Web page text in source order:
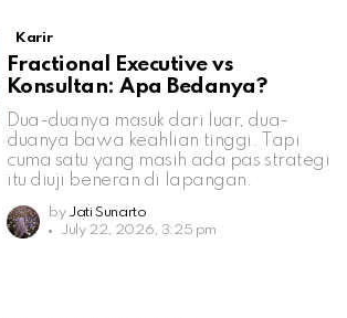
Karir
Fractional Executive vs
Konsultan: Apa Bedanya?
Dua-duanya masuk dari luar, dua-
duanya bawa keahlian tinggi. Tapi
cuma satu yang masih ada pas strategi
itu diuji beneran di lapangan.
by Jati Sunarto
July 22, 2026, 3:25 pm